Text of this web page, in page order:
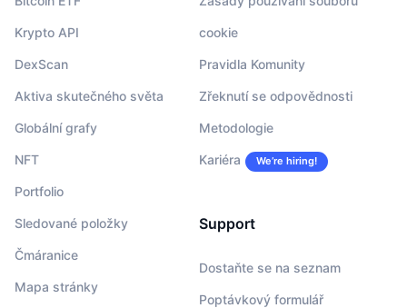
Krypto API
DexScan
Aktiva skutečného světa
Globální grafy
NFT
Portfolio
Sledované položky
Čmáranice
Mapa stránky
cookie
Pravidla Komunity
Zřeknutí se odpovědnosti
Metodologie
Kariéra We’re hiring!
Support
Dostaňte se na seznam
Poptávkový formulář